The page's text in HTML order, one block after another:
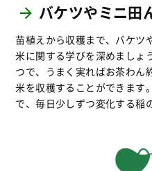
バケツやミニ田
苗植えから収穫まで、バケツ
米に関する学びを深めましょ
つで、うまく実ればお茶わん
米を収穫することができます
で、毎日少しずつ変化する稲